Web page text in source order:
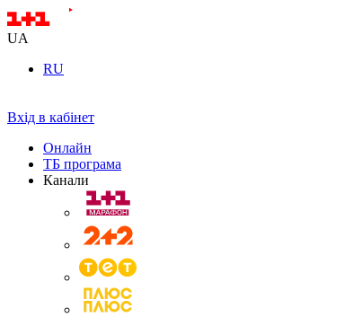
UA
RU
Вхід в кабінет
Онлайн
ТБ програма
Канали